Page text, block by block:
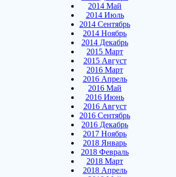
2014 Май
2014 Июль
2014 Сентябрь
2014 Ноябрь
2014 Декабрь
2015 Март
2015 Август
2016 Март
2016 Апрель
2016 Май
2016 Июнь
2016 Август
2016 Сентябрь
2016 Декабрь
2017 Ноябрь
2018 Январь
2018 Февраль
2018 Март
2018 Апрель